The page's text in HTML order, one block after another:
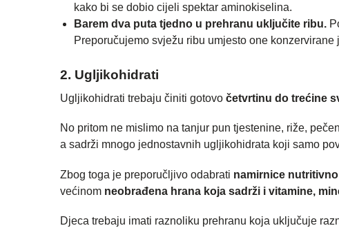
kako bi se dobio cijeli spektar aminokiselina.
Barem dva puta tjedno u prehranu uključite ribu.
Preporučujemo svježu ribu umjesto one
2. Ugljikohidrati
Ugljikohidrati trebaju činiti gotovo četvrtinu do trećine
No pritom ne mislimo na tanjur pun tjestenine, riže,
a sadrži mnogo jednostavnih ugljikohidrata koji samo
Zbog toga je preporučljivo odabrati namirnice
većinom neobrađena hrana koja sadrži i vitamine,
Djeca trebaju imati raznoliku prehranu koja uključuje